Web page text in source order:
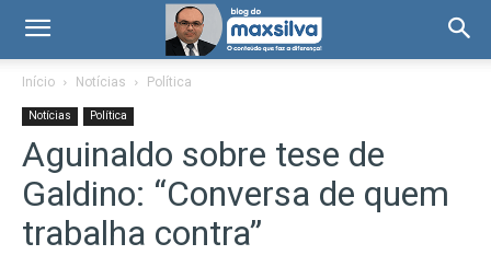
Início Notícias Política
Notícias Política
Aguinaldo sobre tese de
Galdino: “Conversa de quem
trabalha contra”